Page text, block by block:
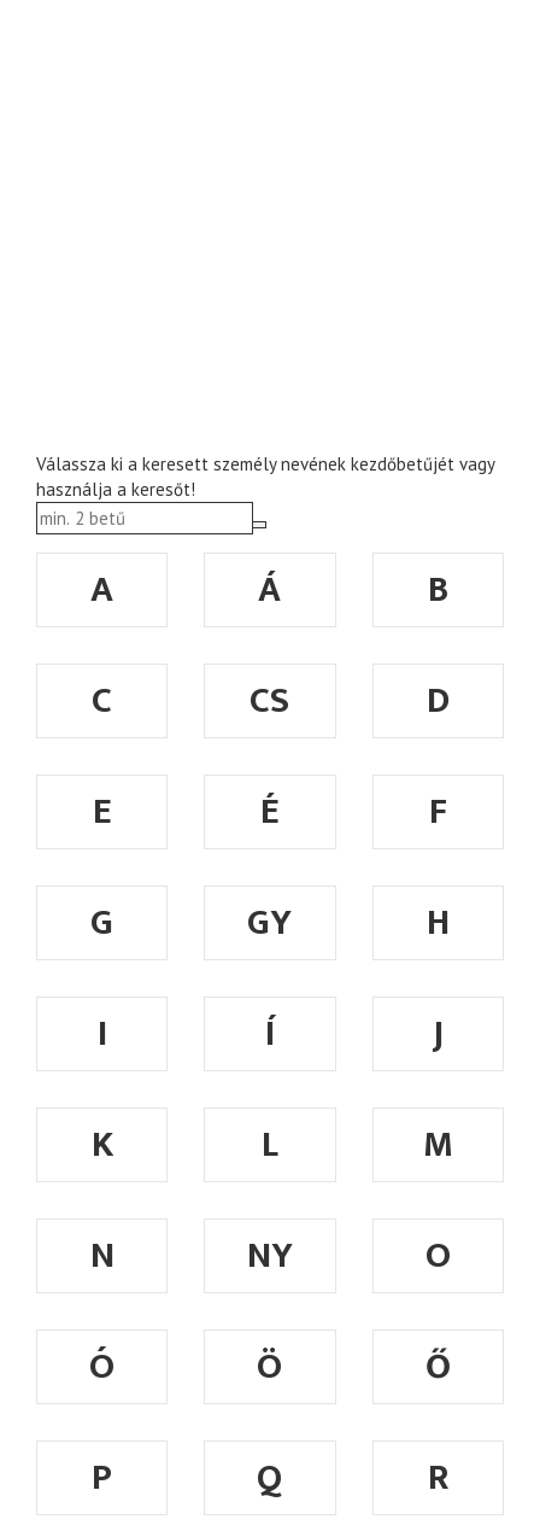
Válassza ki a keresett személy nevének kezdőbetűjét vagy
használja a keresőt!
A Á
B
C
CS
D
E
É
F
G
GY
H
I
Í
J
K
L
M
N
NY
O
Ó
Ö
Ő
P
Q R